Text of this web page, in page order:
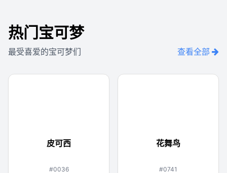
热门宝可梦
最受喜爱的宝可梦们 查看全部
皮可西
#0036
花舞鸟
#0741